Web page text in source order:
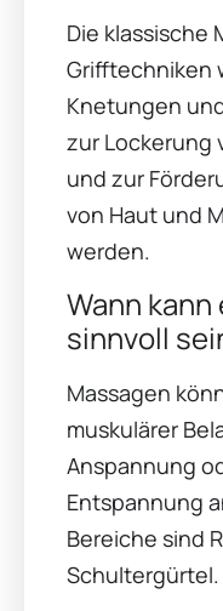
Die klassische
Grifftechniken
Knetungen
zur Lockerung
und zur
von Haut und
werden.
Wann
sinnvoll
Massagen
muskulärer
Anspannung
Entspannung
Bereiche sind
Schultergürtel.